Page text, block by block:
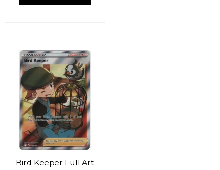
Bird Keeper Full Art